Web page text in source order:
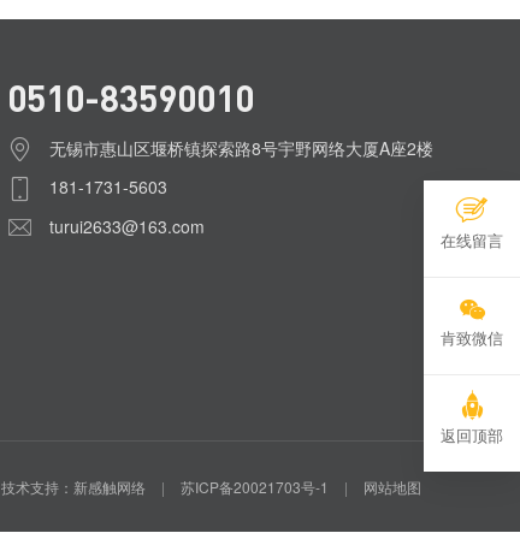
0510-83590010
无锡市惠山区堰桥镇探索路8号宇野网络大厦A座2楼
181-1731-5603
turui2633@163.com
技术支持：新感触网络 | 苏ICP备20021703号-1 | 网站地图
在线留言
肯致微信
返回顶部